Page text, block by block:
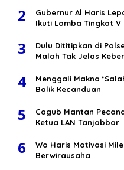
2
Gubernur Al Haris
Ikuti Lomba Tingkat V
3
Dulu Dititipkan di
Malah Tak Jelas
4
Menggali Makna
Balik Kecanduan
5
Cagub Mantan
Ketua LAN Tanjabbar
6
Wo Haris Motivasi
Berwirausaha